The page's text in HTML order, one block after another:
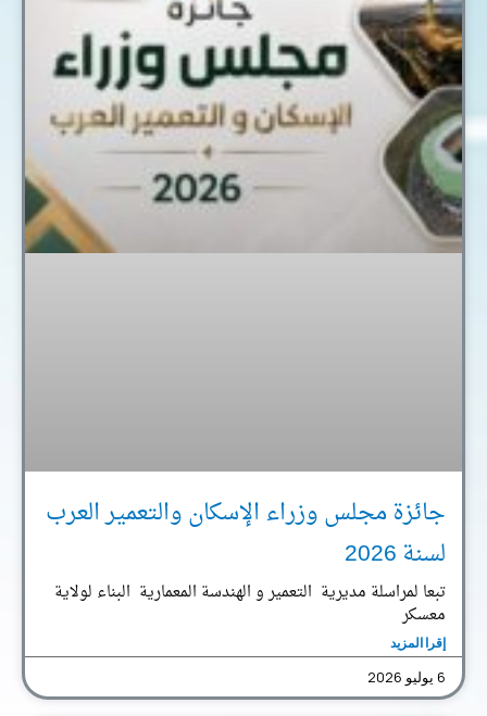
جائزة مجلس وزراء الإسكان والتعمير العرب
لسنة 2026
تبعا لمراسلة مديرية التعمير و الهندسة المعمارية البناء لولاية
معسكر
إقرا المزيد
6 يوليو 2026